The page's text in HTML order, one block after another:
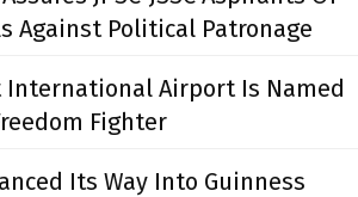
Against Political Patronage
International Airport Is Named
Fighter
Its Way Into Guinness